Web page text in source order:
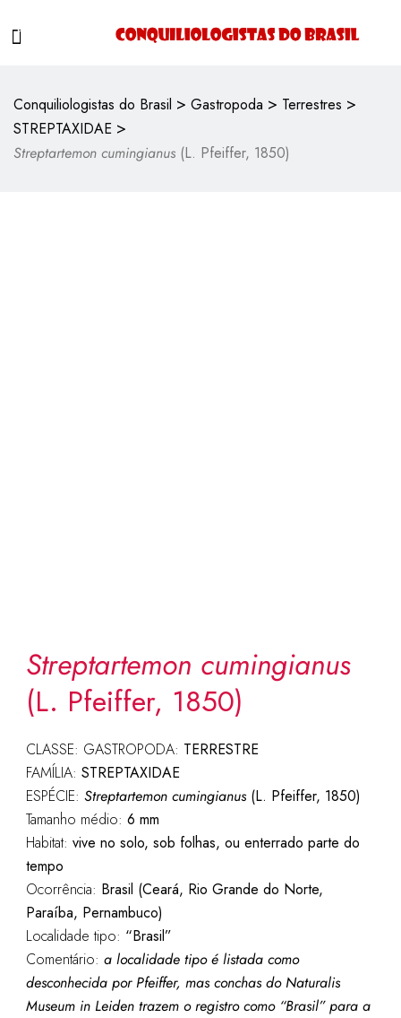
Conquiliologistas do Brasil > Gastropoda > Terrestres >
STREPTAXIDAE >
Streptartemon cumingianus (L. Pfeiffer, 1850)
Streptartemon cumingianus
(L. Pfeiffer, 1850)
CLASSE: GASTROPODA: TERRESTRE
FAMÍLIA: STREPTAXIDAE
ESPÉCIE: Streptartemon cumingianus(L. Pfeiffer, 1850)
Tamanho médio: 6 mm
Habitat: vive no solo, sob folhas, ou enterrado parte do
tempo
Ocorrência: Brasil (Ceará, Rio Grande do Norte,
Paraíba, Pernambuco)
Localidade tipo: “Brasil”
Comentário: a localidade tipo é listada como
desconhecida por Pfeiffer, mas conchas do Naturalis
Museum in Leiden trazem o registro como “Brasil” para a